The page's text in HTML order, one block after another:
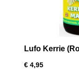
Lufo Kerrie
€ 4,95